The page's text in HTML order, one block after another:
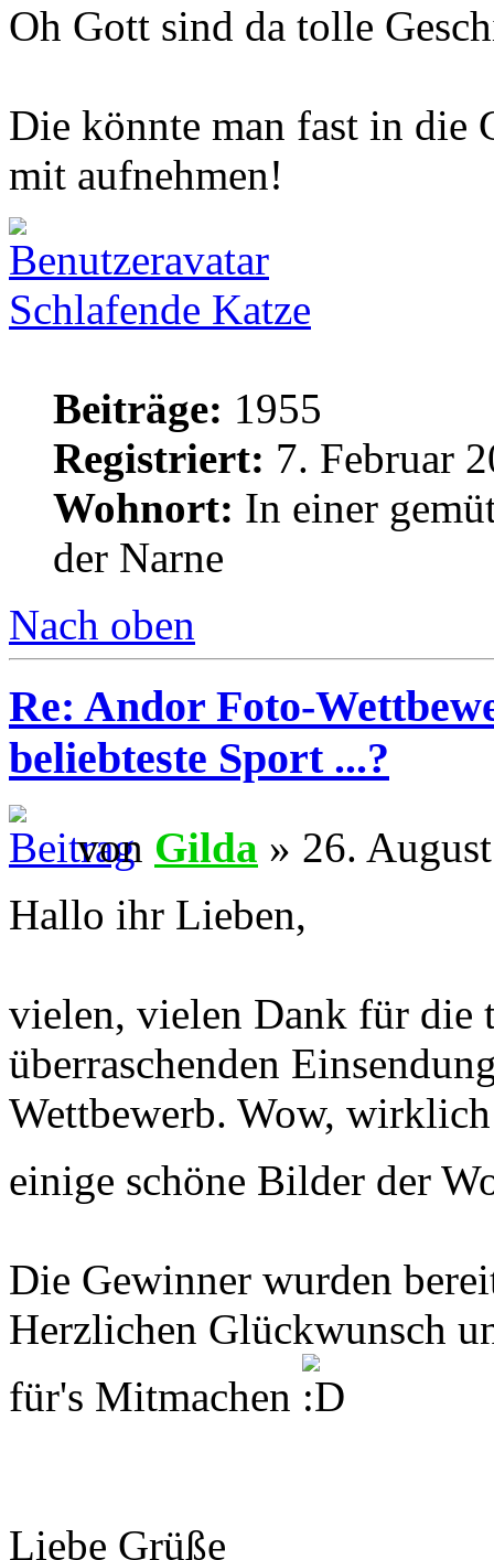
Oh Gott sind da tolle
Die könnte man fast in die
mit aufnehmen!
Schlafende Katze
Beiträge: 1955
Registriert: 7. Februar
Wohnort: In einer
der Narne
Nach oben
Re: Andor Foto-
beliebteste Sport ...?
von Gilda » 26.
Hallo ihr Lieben,
vielen, vielen Dank für die
überraschenden
Wettbewerb. Wow,
einige schöne Bilder der
Die Gewinner wurden
Herzlichen Glückwunsch
für's Mitmachen
Liebe Grüße